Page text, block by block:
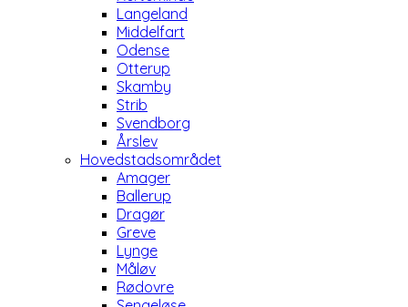
Langeland
Middelfart
Odense
Otterup
Skamby
Strib
Svendborg
Årslev
Hovedstadsområdet
Amager
Ballerup
Dragør
Greve
Lynge
Måløv
Rødovre